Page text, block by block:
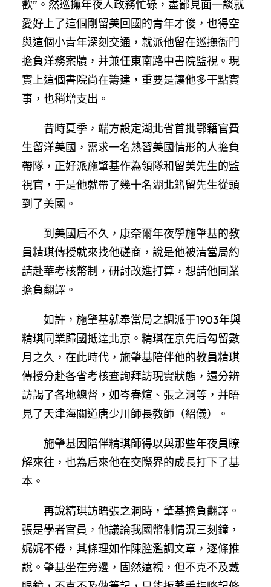
歡”。然巡撫年夜人政務忙碌，盡鄙見面一談就
愛好上了這個剛留美回國的青年才俊，也得空
與這個小青年深刻交通，就派他留在巡撫衙門
擔負洋務案牘，并兼任東南路中書院監視。現
實上這個書院尚在籌建，重要是讓他多干點實
事，也稍增支出。
昔時夏季，端方設定湖北省首批鄂籍官費
生留洋美國，需求一名熟習美國情形的人擔負
帶隊，正好派施肇基作為領隊和留美先生的監
視官，于是他就帶了幾十名湖北籍留先生從頭
到了美國。
到美國后不久，康奈爾年夜學施肇基的教
員精琪傳授就來找他磋商，說是他被清當局約
請赴華考核幣制，研討改進打算，想請他同業
擔負翻譯。
如許，施肇基就奉當局之調派于1903年與
精琪同業歸國抵達北京。精琪在京先后勾留數
月之久，在此時代，施肇基陪伴他的教員精琪
傳授分赴各省考核查詢拜訪現實狀態，還分辨
訪謁了各地總督，如岑春煊、張之洞等，并晤
見了天津海關道唐少川師長教師（紹儀）。
施肇基因陪伴精琪師得以與那些年夜員瞭
解來往，也為后來他在交際界的成長打下了基
本。
再說精琪訪晤張之洞時，肇基擔負翻譯。
張是學者官員，他議論我國幣制情況三刻鐘，
娓娓不倦，其條理如作陳腔濫調文章，逐條推
說。肇基坐在旁邊，固然遠視，但不克不及戴